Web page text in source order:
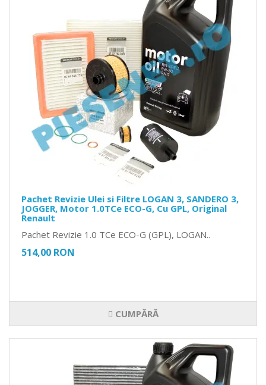
Pachet Revizie Ulei si Filtre LOGAN 3, SANDERO 3,
JOGGER, Motor 1.0TCe ECO-G, Cu GPL, Original
Renault
Pachet Revizie 1.0 TCe ECO-G (GPL), LOGAN..
514,00 RON
CUMPĂRĂ